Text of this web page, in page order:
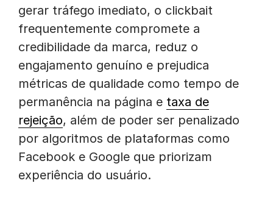
gerar tráfego imediato, o clickbait
frequentemente compromete a
credibilidade da marca, reduz o
engajamento genuíno e prejudica
métricas de qualidade como tempo de
permanência na página e taxa de
rejeição, além de poder ser penalizado
por algoritmos de plataformas como
Facebook e Google que priorizam
experiência do usuário.